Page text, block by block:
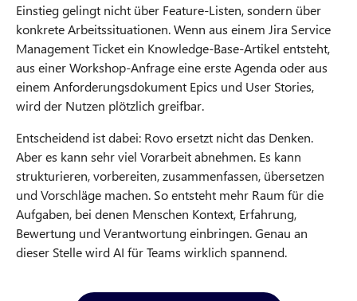
Einstieg gelingt nicht über Feature-Listen, sondern über
konkrete Arbeitssituationen. Wenn aus einem Jira Service
Management Ticket ein Knowledge-Base-Artikel entsteht,
aus einer Workshop-Anfrage eine erste Agenda oder aus
einem Anforderungsdokument Epics und User Stories,
wird der Nutzen plötzlich greifbar.
Entscheidend ist dabei: Rovo ersetzt nicht das Denken.
Aber es kann sehr viel Vorarbeit abnehmen. Es kann
strukturieren, vorbereiten, zusammenfassen, übersetzen
und Vorschläge machen. So entsteht mehr Raum für die
Aufgaben, bei denen Menschen Kontext, Erfahrung,
Bewertung und Verantwortung einbringen. Genau an
dieser Stelle wird AI für Teams wirklich spannend.